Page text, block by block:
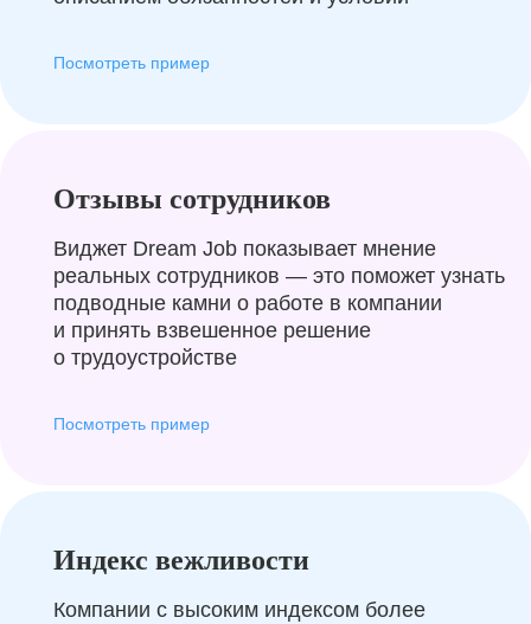
Посмотреть пример
Отзывы сотрудников
Виджет Dream Job показывает мнение
реальных сотрудников — это поможет узнать
подводные камни о работе в компании
и принять взвешенное решение
о трудоустройстве
Посмотреть пример
Индекс вежливости
Компании с высоким индексом более